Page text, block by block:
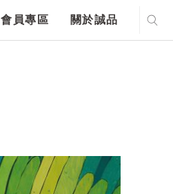
會員專區 關於誠品